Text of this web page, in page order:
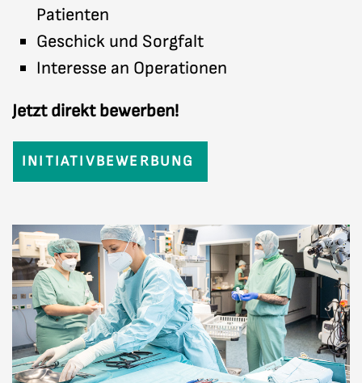
Patienten
Geschick und Sorgfalt
Interesse an Operationen
Jetzt direkt bewerben!
INITIATIVBEWERBUNG